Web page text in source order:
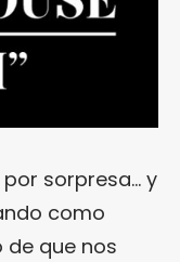
sorpresa… y
como
que nos